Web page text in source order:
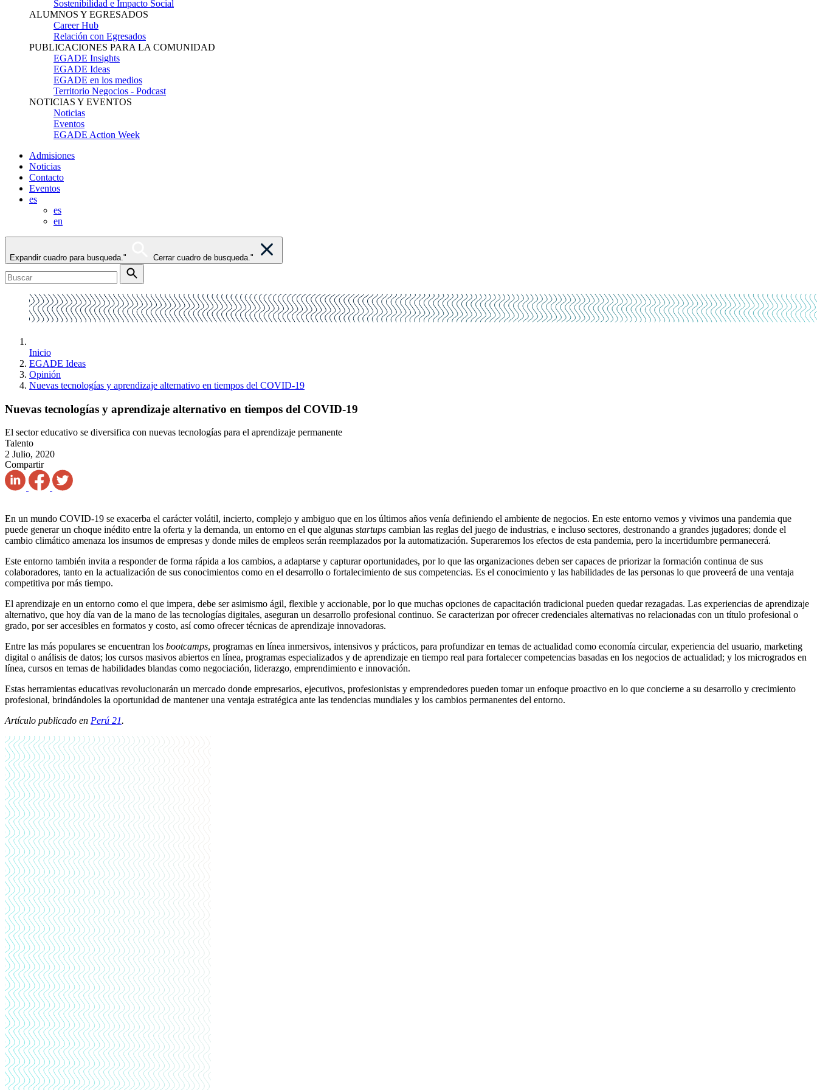
Sostenibilidad e Impacto Social
ALUMNOS Y EGRESADOS
Career Hub
Relación con Egresados
PUBLICACIONES PARA LA COMUNIDAD
EGADE Insights
EGADE Ideas
EGADE en los medios
Territorio Negocios - Podcast
NOTICIAS Y EVENTOS
Noticias
Eventos
EGADE Action Week
Admisiones
Noticias
Contacto
Eventos
es
es
en
Expandir cuadro para busqueda." Cerrar cuadro de busqueda."
Inicio
EGADE Ideas
Opinión
Nuevas tecnologías y aprendizaje alternativo en tiempos del COVID-19
Nuevas tecnologías y aprendizaje alternativo en tiempos del COVID-19
El sector educativo se diversifica con nuevas tecnologías para el aprendizaje permanente
Talento
2 Julio, 2020
Compartir
En un mundo COVID-19 se exacerba el carácter volátil, incierto, complejo y ambiguo que en los últimos años venía definiendo el ambiente de negocios. En este entorno vemos y vivimos una pandemia que
puede generar un choque inédito entre la oferta y la demanda, un entorno en el que algunas startups cambian las reglas del juego de industrias, e incluso sectores, destronando a grandes jugadores; donde el
cambio climático amenaza los insumos de empresas y donde miles de empleos serán reemplazados por la automatización. Superaremos los efectos de esta pandemia, pero la incertidumbre permanecerá.
Este entorno también invita a responder de forma rápida a los cambios, a adaptarse y capturar oportunidades, por lo que las organizaciones deben ser capaces de priorizar la formación continua de sus
colaboradores, tanto en la actualización de sus conocimientos como en el desarrollo o fortalecimiento de sus competencias. Es el conocimiento y las habilidades de las personas lo que proveerá de una ventaja
competitiva por más tiempo.
El aprendizaje en un entorno como el que impera, debe ser asimismo ágil, flexible y accionable, por lo que muchas opciones de capacitación tradicional pueden quedar rezagadas. Las experiencias de aprendizaje
alternativo, que hoy día van de la mano de las tecnologías digitales, aseguran un desarrollo profesional continuo. Se caracterizan por ofrecer credenciales alternativas no relacionadas con un título profesional o
grado, por ser accesibles en formatos y costo, así como ofrecer técnicas de aprendizaje innovadoras.
Entre las más populares se encuentran los bootcamps, programas en línea inmersivos, intensivos y prácticos, para profundizar en temas de actualidad como economía circular, experiencia del usuario, marketing
digital o análisis de datos; los cursos masivos abiertos en línea, programas especializados y de aprendizaje en tiempo real para fortalecer competencias basadas en los negocios de actualidad; y los microgrados en
línea, cursos en temas de habilidades blandas como negociación, liderazgo, emprendimiento e innovación.
Estas herramientas educativas revolucionarán un mercado donde empresarios, ejecutivos, profesionistas y emprendedores pueden tomar un enfoque proactivo en lo que concierne a su desarrollo y crecimiento
profesional, brindándoles la oportunidad de mantener una ventaja estratégica ante las tendencias mundiales y los cambios permanentes del entorno.
Artículo publicado en Perú 21.